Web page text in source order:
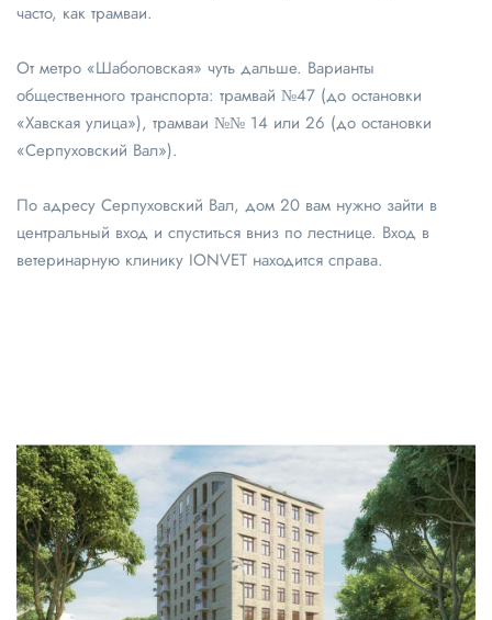
часто, как трамваи.
От метро «Шаболовская» чуть дальше. Варианты
общественного транспорта: трамвай №47 (до остановки
«Хавская улица»), трамваи №№ 14 или 26 (до остановки
«Серпуховский Вал»).
По адресу Серпуховский Вал, дом 20 вам нужно зайти в
центральный вход и спуститься вниз по лестнице. Вход в
ветеринарную клинику IONVET находится справа.